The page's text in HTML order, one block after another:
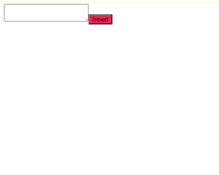
Insert